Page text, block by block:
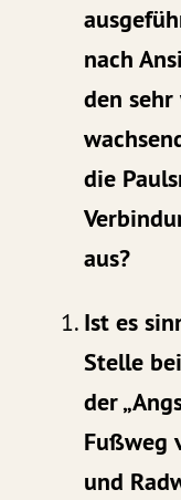
nach
den
die
aus?
Ist es
Stelle
der
Fußweg
und